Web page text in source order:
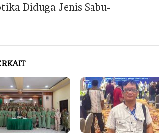
Diduga Jenis Sabu-